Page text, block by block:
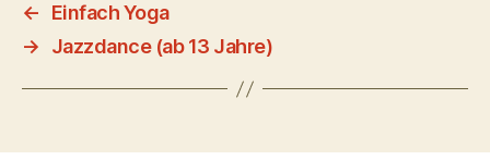
←
Einfach Yoga
→
Jazzdance (ab 13 Jahre)